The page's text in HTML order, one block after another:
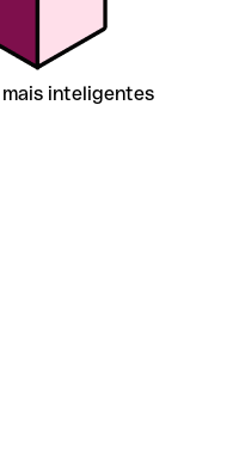
mais inteligentes